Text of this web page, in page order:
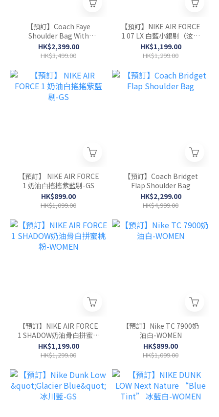
【預訂】Coach Faye
Shoulder Bag With
Ruching
HK$2,399.00
HK$3,499.00
【預訂】NIKE AIR FORCE
1 07 LX 白藍小銀剔（泫雅
款）-WOMEN
HK$1,199.00
HK$1,299.00
【預訂】 NIKE AIR FORCE
1 奶油白搖搖紫藍剔-GS
HK$899.00
HK$1,099.00
【預訂】Coach Bridget
Flap Shoulder Bag
HK$2,299.00
HK$4,999.00
【預訂】NIKE AIR FORCE
1 SHADOW奶油骨白拼蜜桃
粉-WOMEN
HK$1,199.00
HK$1,299.00
【預訂】Nike TC 7900奶
油白-WOMEN
HK$899.00
HK$1,099.00